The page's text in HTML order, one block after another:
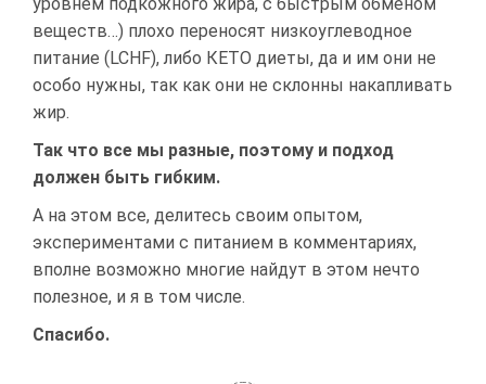
уровнем подкожного жира, с быстрым обменом
веществ…) плохо переносят низкоуглеводное
питание (LCHF), либо КЕТО диеты, да и им они не
особо нужны, так как они не склонны накапливать
жир.
Так что все мы разные, поэтому и подход
должен быть гибким.
А на этом все, делитесь своим опытом,
экспериментами с питанием в комментариях,
вполне возможно многие найдут в этом нечто
полезное, и я в том числе.
Спасибо.